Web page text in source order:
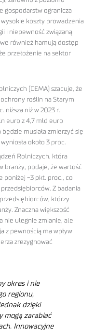
gospodarstw ogranicza
koszty prowadzenia
i niepewność związaną
również hamują dostęp
przełożenie na sektor
(CEMA) szacuje, że
roślin na Starym
niższa niż w 2023 r.
euro z 4,7 mld euro
musiała zmierzyć się
około 3 proc.
Rolniczych, która
branży, podaje, że wartość
poniżej -3 pkt. proc., co
Z badania
którzy
Znaczna większość
nie ulegnie zmianie, ale
z pewnością ma wpływ
zrezygnować
okres i nie
regionu,
dzięki
mogą zarabiać
Innowacyjne